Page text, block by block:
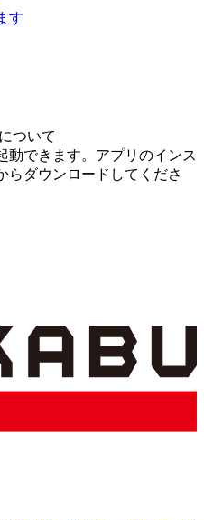
す
ついて
動できます。アプリのインス
らダウンロードしてくださ